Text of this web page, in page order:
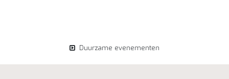
Duurzame evenementen